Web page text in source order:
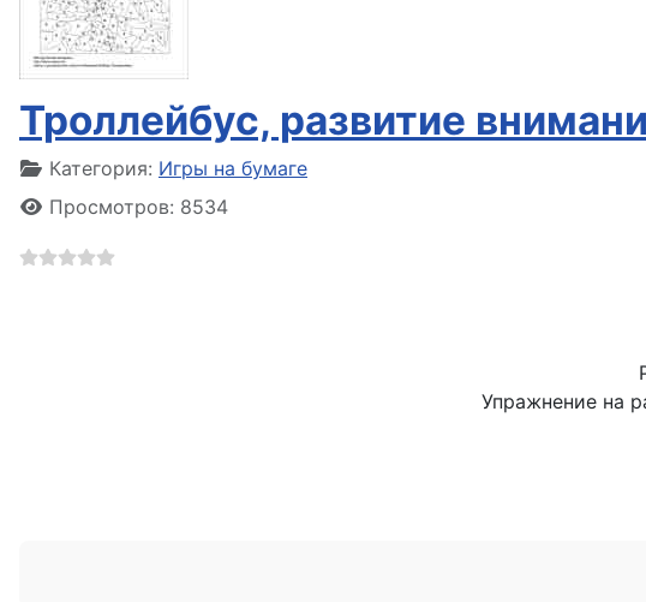
Троллейбус, развитие
Информация о материале
Категория: Игры на бумаге
Просмотров: 8534
Упражнение на